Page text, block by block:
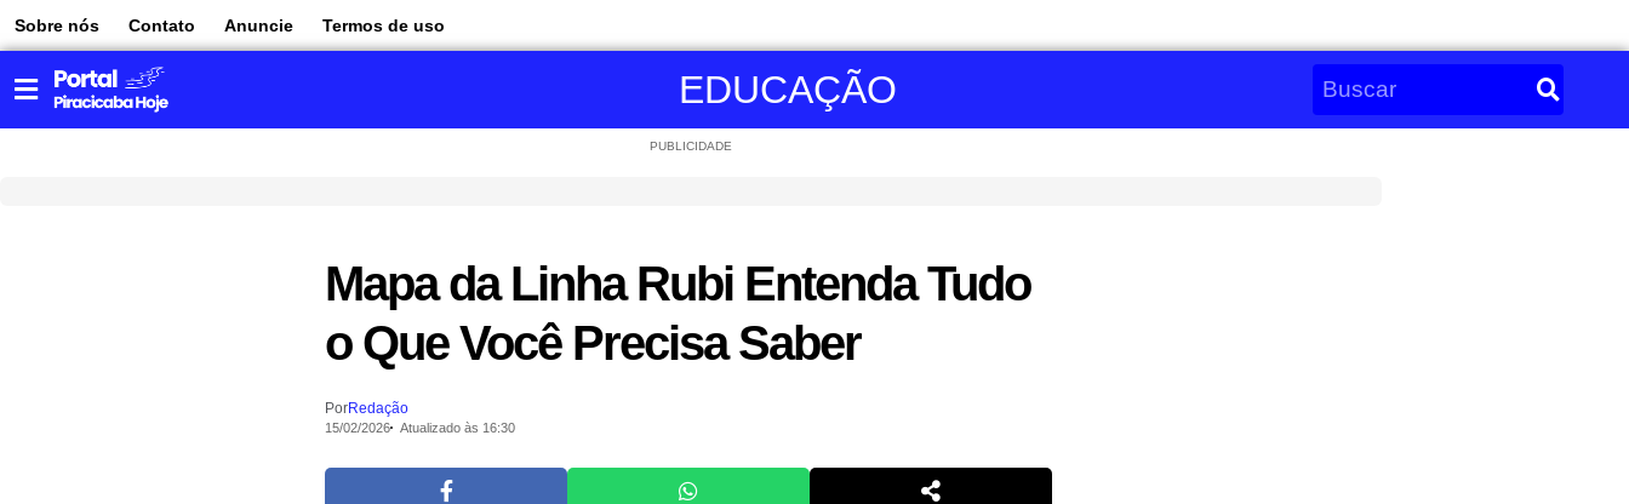
Sobre nós Contato Anuncie Termos de uso
EDUCAÇÃO
PUBLICIDADE
Mapa da Linha Rubi Entenda Tudo
o Que Você Precisa Saber
PorRedação
15/02/2026 Atualizado às 16:30